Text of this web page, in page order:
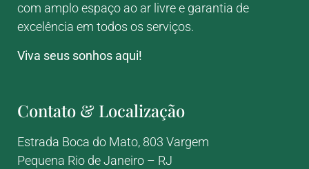
com amplo espaço ao ar livre e garantia de
excelência em todos os serviços.
Viva seus sonhos aqui!
Contato & Localização
Estrada Boca do Mato, 803 Vargem
Pequena Rio de Janeiro – RJ